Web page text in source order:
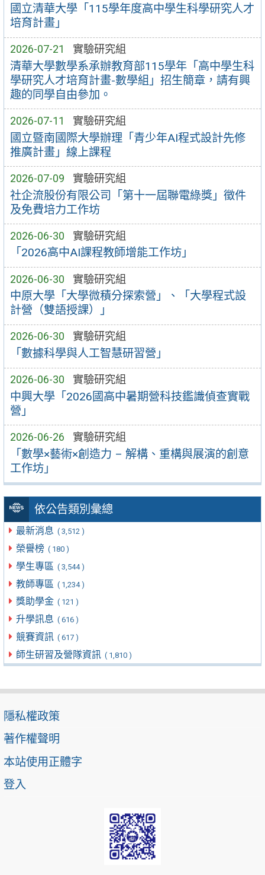
國立清華大學「115學年度高中學生科學研究人才
培育計畫」
2026-07-21 實驗研究組
清華大學數學系承辦教育部115學年「高中學生科
學研究人才培育計畫-數學組」招生簡章，請有興
趣的同學自由參加。
2026-07-11 實驗研究組
國立暨南國際大學辦理「青少年AI程式設計先修
推廣計畫」線上課程
2026-07-09 實驗研究組
社企流股份有限公司「第十一屆聯電綠獎」徵件
及免費培力工作坊
2026-06-30 實驗研究組
「2026高中AI課程教師增能工作坊」
2026-06-30 實驗研究組
中原大學「大學微積分探索營」、「大學程式設
計營（雙語授課）」
2026-06-30 實驗研究組
「數據科學與人工智慧研習營」
2026-06-30 實驗研究組
中興大學「2026國高中暑期營科技鑑識偵查實戰
營」
2026-06-26 實驗研究組
「數學×藝術×創造力 – 解構、重構與展演的創意
工作坊」
依公告類別彙總
最新消息 ( 3,512 )
榮譽榜 ( 180 )
學生專區 ( 3,544 )
教師專區 ( 1,234 )
獎助學金 ( 121 )
升學訊息 ( 616 )
競賽資訊 ( 617 )
師生研習及營隊資訊 ( 1,810 )
隱私權政策
著作權聲明
本站使用正體字
登入